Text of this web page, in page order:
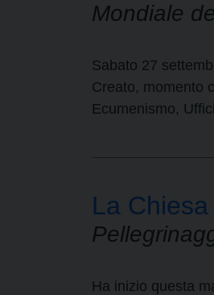
Mondiale
Sabato 27
Creato, momento
Ecumenismo,
La
Ha inizio questa